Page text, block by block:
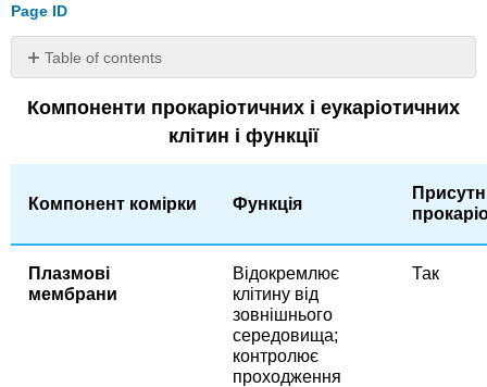
Page ID
Table of contents
Компоненти прокаріотичних і еукаріотичних
клітин і функції
Компонент комірки Функція
Плазмові
мембрани
Відокремлює
клітину від
зовнішнього
середовища;
контролює
проходження
Так